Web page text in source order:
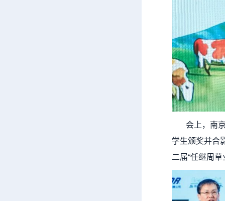
会上，南京
学生颁奖并合
二届“任继周